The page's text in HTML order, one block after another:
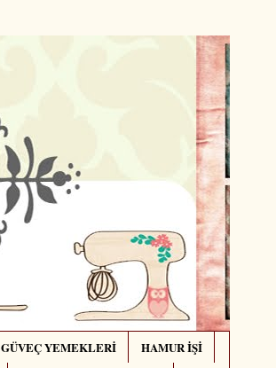
GÜVEÇ YEMEKLERİ
HAMUR İŞİ